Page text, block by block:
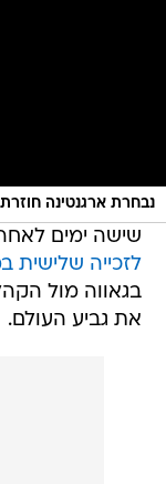
נבחרת ארגנטינה
שישה ימים
לזכייה שלישית
בגאווה מול
את גביע העולם.